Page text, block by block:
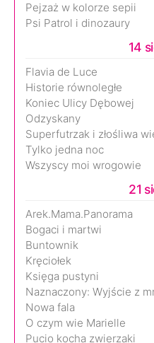
Pejzaż w kolorze sepii
Psi Patrol i dinozaury
14
Flavia de Luce
Historie równoległe
Koniec Ulicy Dębowej
Odzyskany
Superfutrzak i złośliwa
Tylko jedna noc
Wszyscy moi wrogowie
21
Arek.Mama.Panorama
Bogaci i martwi
Buntownik
Kręciołek
Księga pustyni
Naznaczony: Wyjście z
Nowa fala
O czym wie Marielle
Pucio kocha zwierzaki